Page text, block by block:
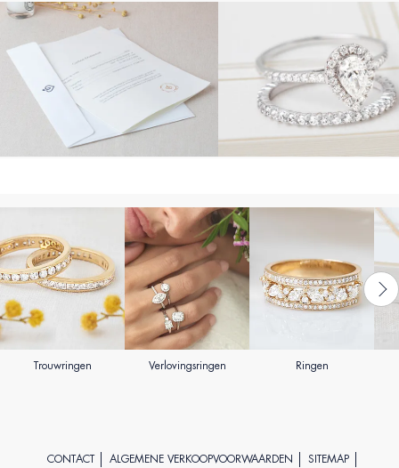
Trouwringen Verlovingsringen Ringen
CONTACT ALGEMENE VERKOOPVOORWAARDEN SITEMAP